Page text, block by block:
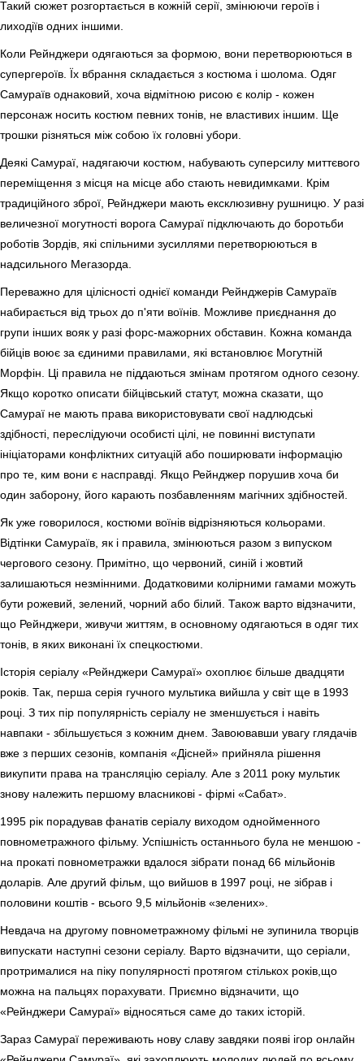
Такий сюжет розгортається в кожній серії, змінюючи героїв і
лиходіїв одних іншими.
Коли Рейнджери одягаються за формою, вони перетворюються в
супергероїв. Їх вбрання складається з костюма і шолома. Одяг
Самураїв однаковий, хоча відмітною рисою є колір - кожен
персонаж носить костюм певних тонів, не властивих іншим. Ще
трошки різняться між собою їх головні убори.
Деякі Самураї, надягаючи костюм, набувають суперсилу миттєвого
переміщення з місця на місце або стають невидимками. Крім
традиційного зброї, Рейнджери мають ексклюзивну рушницю. У разі
величезної могутності ворога Самураї підключають до боротьби
роботів Зордів, які спільними зусиллями перетворюються в
надсильного Мегазорда.
Переважно для цілісності однієї команди Рейнджерів Самураїв
набирається від трьох до п'яти воїнів. Можливе приєднання до
групи інших вояк у разі форс-мажорних обставин. Кожна команда
бійців воює за єдиними правилами, які встановлює Могутній
Морфін. Ці правила не піддаються змінам протягом одного сезону.
Якщо коротко описати бійцівський статут, можна сказати, що
Самураї не мають права використовувати свої надлюдські
здібності, переслідуючи особисті цілі, не повинні виступати
ініціаторами конфліктних ситуацій або поширювати інформацію
про те, ким вони є насправді. Якщо Рейнджер порушив хоча би
один заборону, його карають позбавленням магічних здібностей.
Як уже говорилося, костюми воїнів відрізняються кольорами.
Відтінки Самураїв, як і правила, змінюються разом з випуском
чергового сезону. Примітно, що червоний, синій і жовтий
залишаються незмінними. Додатковими колірними гамами можуть
бути рожевий, зелений, чорний або білий. Також варто відзначити,
що Рейнджери, живучи життям, в основному одягаються в одяг тих
тонів, в яких виконані їх спецкостюми.
Історія серіалу «Рейнджери Самураї» охоплює більше двадцяти
років. Так, перша серія гучного мультика вийшла у світ ще в 1993
році. З тих пір популярність серіалу не зменшується і навіть
навпаки - збільшується з кожним днем. Завоювавши увагу глядачів
вже з перших сезонів, компанія «Дісней» прийняла рішення
викупити права на трансляцію серіалу. Але з 2011 року мультик
знову належить першому власникові - фірмі «Сабат».
1995 рік порадував фанатів серіалу виходом однойменного
повнометражного фільму. Успішність останнього була не меншою -
на прокаті повнометражки вдалося зібрати понад 66 мільйонів
доларів. Але другий фільм, що вийшов в 1997 році, не зібрав і
половини коштів - всього 9,5 мільйонів «зелених».
Невдача на другому повнометражному фільмі не зупинила творців
випускати наступні сезони серіалу. Варто відзначити, що серіали,
протрималися на піку популярності протягом стількох років,що
можна на пальцях порахувати. Приємно відзначити, що
«Рейнджери Самураї» відносяться саме до таких історій.
Зараз Самураї переживають нову славу завдяки появі ігор онлайн